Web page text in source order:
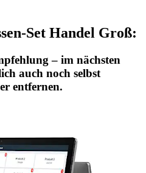
Set Handel Groß:
– im nächsten
auch noch selbst
entfernen.